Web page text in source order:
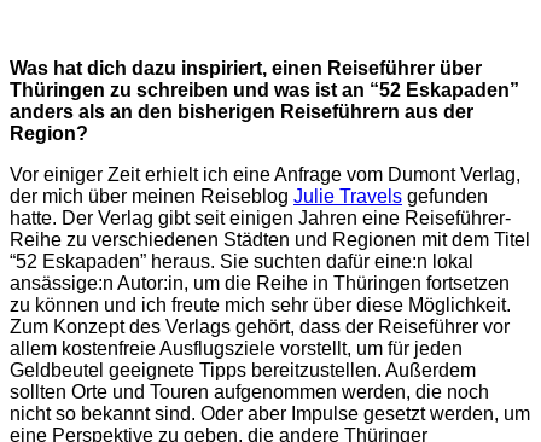
Was hat dich dazu inspiriert, einen Reiseführer über
Thüringen zu schreiben und was ist an “52 Eskapaden”
anders als an den bisherigen Reiseführern aus der
Region?
Vor einiger Zeit erhielt ich eine Anfrage vom Dumont Verlag,
der mich über meinen Reiseblog Julie Travels gefunden
hatte. Der Verlag gibt seit einigen Jahren eine Reiseführer-
Reihe zu verschiedenen Städten und Regionen mit dem Titel
“52 Eskapaden” heraus. Sie suchten dafür eine:n lokal
ansässige:n Autor:in, um die Reihe in Thüringen fortsetzen
zu können und ich freute mich sehr über diese Möglichkeit.
Zum Konzept des Verlags gehört, dass der Reiseführer vor
allem kostenfreie Ausflugsziele vorstellt, um für jeden
Geldbeutel geeignete Tipps bereitzustellen. Außerdem
sollten Orte und Touren aufgenommen werden, die noch
nicht so bekannt sind. Oder aber Impulse gesetzt werden, um
eine Perspektive zu geben, die andere Thüringer